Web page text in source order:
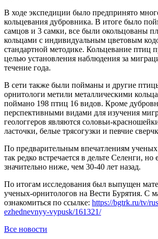
В ходе экспедиции было предпринято
кольцевания дубровника. В итоге было
самцов и 3 самки, все были окольцованы
кольцами с индивидуальным цветовым
стандартной методике. Кольцевание птиц
целью установления наблюдения за
течение года.
В сети также были пойманы и другие
орнитологи метили металлическими
поймано 198 птиц 16 видов. Кроме
перспективными видами для изучения
геологгеров являются соловьи-
ласточки, белые трясогузки и певчие
По предварительным впечатлениям
так редко встречается в дельте Селенги, но
значительно ниже, чем 30-40 лет назад.
По итогам исследования был выпущен
ученых-орнитологов на Вести Бурятия. С
ознакомиться по ссылке: https://bgtrk.ru/tv/
ezhednevnyy-vypusk/161321/
Все новости